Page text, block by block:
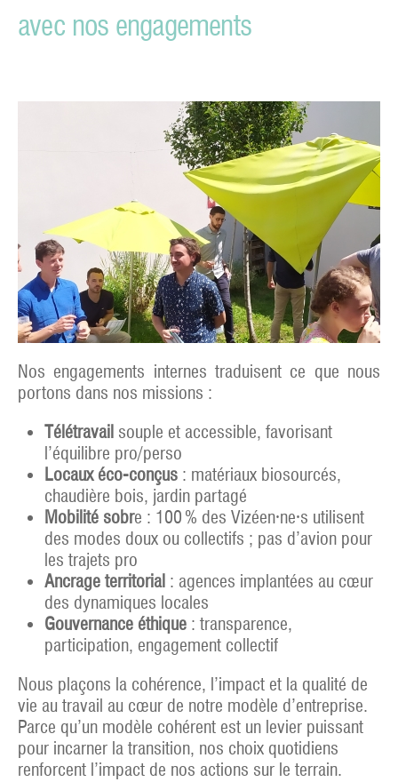
avec nos engagements
Nos engagements internes traduisent ce que nous
portons dans nos missions :
Télétravail souple et accessible, favorisant
l’équilibre pro/perso
Locaux éco-conçus : matériaux biosourcés,
chaudière bois, jardin partagé
Mobilité sobre : 100 % des Vizéen·ne·s utilisent
des modes doux ou collectifs ; pas d’avion pour
les trajets pro
Ancrage territorial : agences implantées au cœur
des dynamiques locales
Gouvernance éthique : transparence,
participation, engagement collectif
Nous plaçons la cohérence, l’impact et la qualité de
vie au travail au cœur de notre modèle d’entreprise.
Parce qu’un modèle cohérent est un levier puissant
pour incarner la transition, nos choix quotidiens
renforcent l’impact de nos actions sur le terrain.